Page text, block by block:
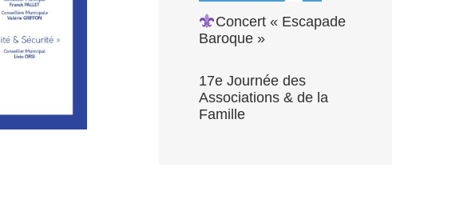
Concert « Escapade
Baroque »
17e Journée des
Associations & de la
Famille